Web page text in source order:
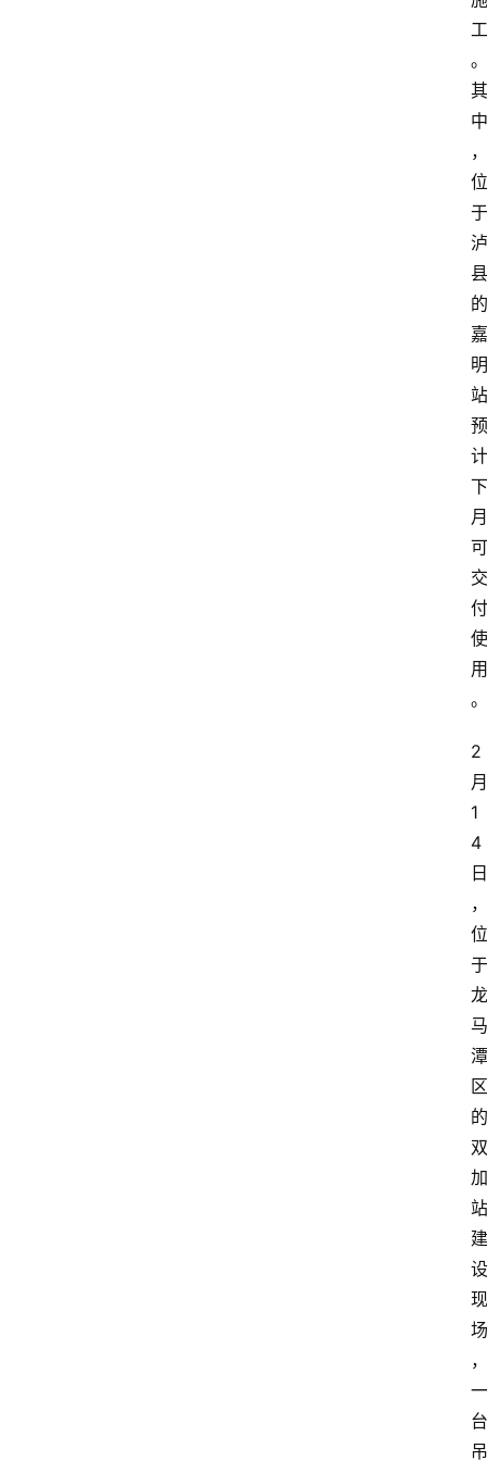
工
。
其
中
，
位
于
泸
县
的
嘉
明
站
预
计
下
月
可
交
付
使
用
。
2
月
1
4
日
，
位
于
龙
马
潭
区
的
双
加
站
建
设
现
场
，
一
台
吊